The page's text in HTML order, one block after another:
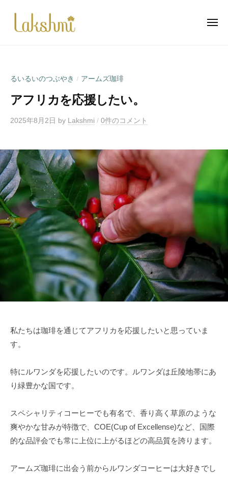
ミ
瑜
心
と
の
の
お
手
伝
い
メ
るいるいのつぶやき / アームズ珈琲
アフリカを応援したい。
2025年8月2日 by Lakshmi / 0件のコメント
私たちは珈琲を通じてアフリカを応援したいと思っていま
す。
特にルワンダを応援したいのです。ルワンダは丘陵地帯にあ
り緑豊かな国です。
スペシャリティコーヒーでも有名で、香り高く草原のような
爽やかな甘みが特徴で、COE(Cup of Excellense)など、国際
的な品評会でも常に上位に上がるほどの高品質を誇ります。
アームズ珈琲に出会う前からルワンダコーヒーは大好きでし
ク